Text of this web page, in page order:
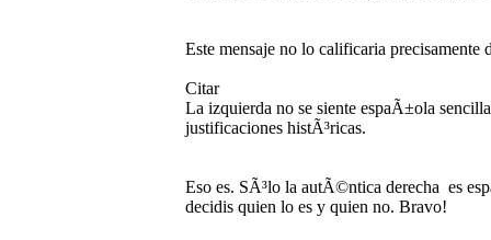
Este mensaje no lo calificaria precisamente
Citar
La izquierda no se siente espaÃ±ola
justificaciones histÃ³ricas.
Eso es. SÃ³lo la autÃ©ntica derecha es
decidis quien lo es y quien no. Bravo!